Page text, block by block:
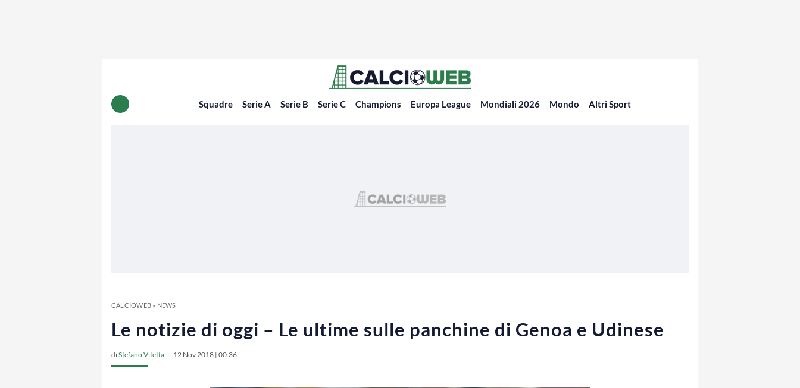
Squadre Serie A Serie B Serie C Champions Europa League Mondiali 2026 Mondo Altri Sport
CALCIOWEB» NEWS
Le notizie di oggi – Le ultime sulle panchine di Genoa e Udinese
diStefano Vitetta 12 Nov 2018 | 00:36